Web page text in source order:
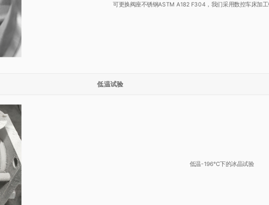
可更换阀座不锈钢ASTM A182 F304，我们采用数控车床加
低温试验
低温-196℃下的冰晶试验